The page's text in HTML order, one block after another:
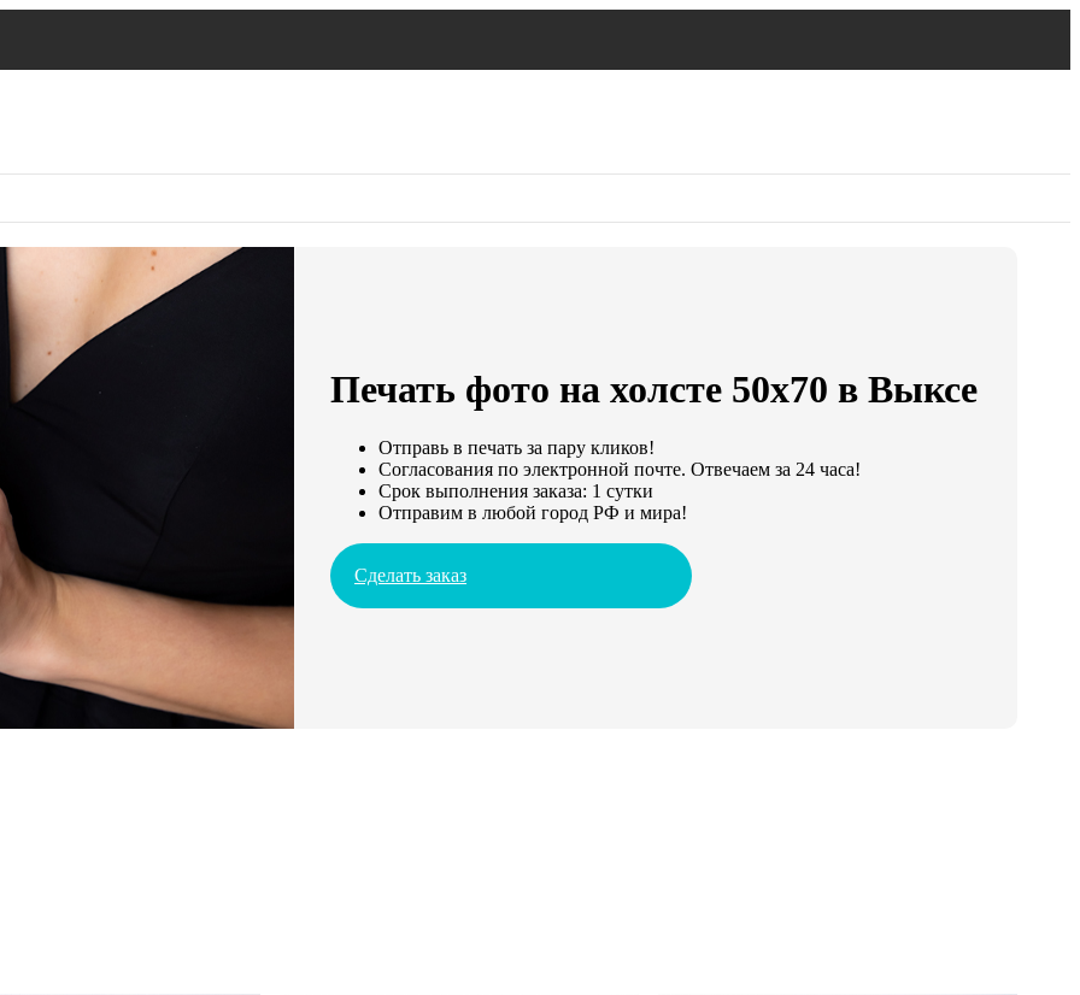
Печать фото на холсте 50х70 в Выксе
Отправь в печать за пару кликов!
Согласования по электронной почте. Отвечаем за 24 часа!
Срок выполнения заказа: 1 сутки
Отправим в любой город РФ и мира!
Сделать заказ